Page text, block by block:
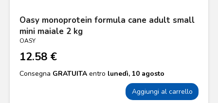
Oasy monoprotein formula cane adult small
mini maiale 2 kg
OASY
12.58 €
Consegna GRATUITA entro lunedì, 10 agosto
Aggiungi al carrello